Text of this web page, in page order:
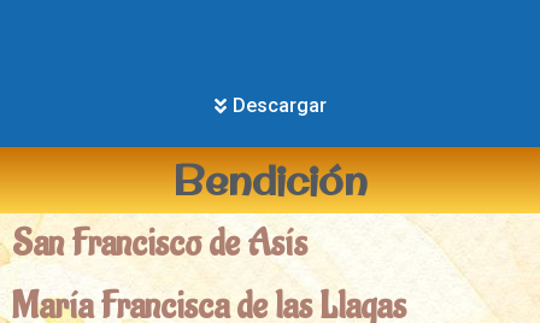
Descargar
Bendición
San Francisco de Asís
María Francisca de las Llagas